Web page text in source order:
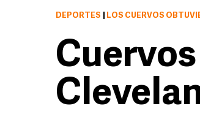
DEPORTES LOS CUERVOS